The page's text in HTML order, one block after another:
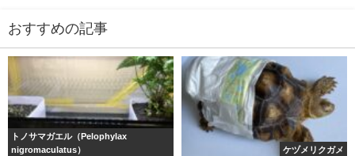
おすすめの記事
トノサマガエル（Pelophylax
nigromaculatus）
ケヅメリクガメ